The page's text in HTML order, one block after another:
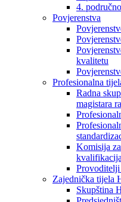
4.
Povjerenstva
kvalitetu
Profesionalna
Radna
magistara
Komisija
kvalifikacija
Provoditelji
Zajednička tijela
Skupština